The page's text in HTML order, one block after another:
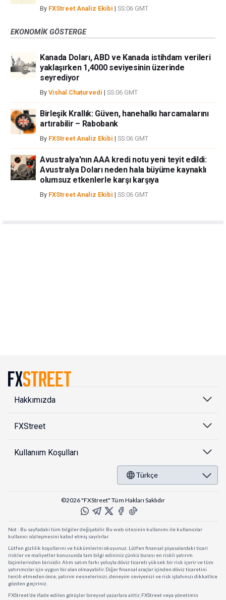
By FXStreet Analiz Ekibi | SS:06 GMT
EKONOMIK GÖSTERGE
Kanada Doları, ABD ve Kanada istihdam verileri
yaklaşırken 1,4000 seviyesinin üzerinde
seyrediyor
By Vishal Chaturvedi | SS:06 GMT
Birleşik Krallık: Güven, hanehalkı harcamalarını
artırabilir – Rabobank
By FXStreet Analiz Ekibi | SS:06 GMT
Avustralya'nın AAA kredi notu yeni teyit edildi:
Avustralya Doları neden hala büyüme kaynaklı
olumsuz etkenlerle karşı karşıya
By FXStreet Analiz Ekibi | SS:06 GMT
Hakkımızda
FXStreet
Kullanıım Koşulları
Türkçe
©2026 "FXStreet" Tüm Hakları Saklıdır
Not : Bu sayfadaki tüm bilgiler değişebilir. Bu web sitesinin kullanımı ile kullanıcılar
kullanıcı sözleşmesini kabul etmiş sayılırlar.
Lütfen gizlilik koşullarını ve hükümlerini okuyunuz. Lütfen finansal piyasalardaki ticari
riskler ve maliyetler konusunda tam bilgi edininiz çünkü burası en riskli yatırım
biçimlerinden birisidir. Alım satım farkı yoluyla döviz ticareti yüksek bir risk içerir ve tüm
yatırımcılar için uygun bir alan olmayabilir. Diğer finansal araçlar içinden döviz ticaretini
tercih etmeden önce, yatırım nesnelerinizi, deneyim seviyenizi ve risk iştahınızı dikkatlice
gözden geçiriniz.
FXStreet’de ifade edilen görüşler bireysel yazarlara aittir, FXStreet veya yönetimin